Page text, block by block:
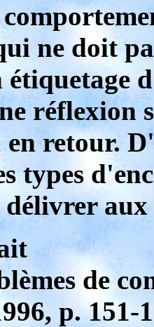
ne doit
étiquetage
réflexion
retour.
types
aux
de
p. 151-